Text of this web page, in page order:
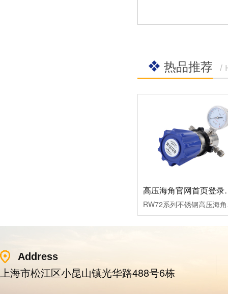
热品推荐 /
高压海
RW72系列不
Address
上海市松江区小昆山镇光华路488号6栋